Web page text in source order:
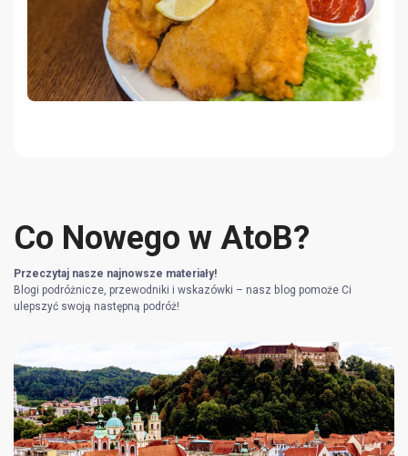
Co Nowego w AtoB?
Przeczytaj nasze najnowsze materiały!
Blogi podróżnicze, przewodniki i wskazówki – nasz blog pomoże Ci
ulepszyć swoją następną podróż!